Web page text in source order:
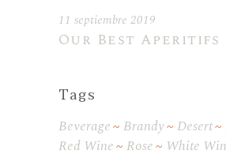
Our Best Aperitifs
11 septiembre 2019
Tags
Beverage Brandy Desert
Red Wine
Rose White